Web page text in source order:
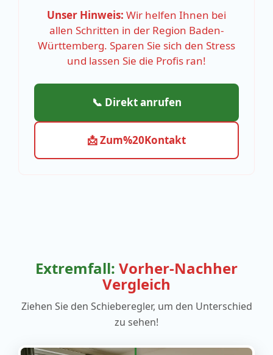
Unser Hinweis: Wir helfen Ihnen bei
allen Schritten in der Region Baden-
Württemberg. Sparen Sie sich den Stress
und lassen Sie die Profis ran!
📞 Direkt anrufen
📩 Zum%20Kontakt
Extremfall: Vorher-Nachher
Vergleich
Ziehen Sie den Schieberegler, um den Unterschied
zu sehen!